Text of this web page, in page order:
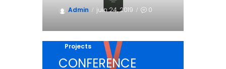
Admin juin 24, 2019 0
Projects
CONFERENCE